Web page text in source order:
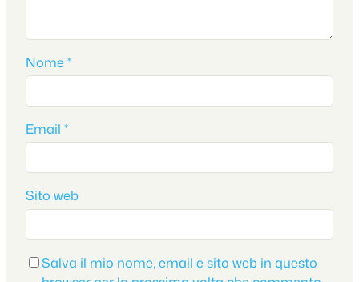
Nome*
Email *
Sito web
Salva il mio nome, email e sito web in questo